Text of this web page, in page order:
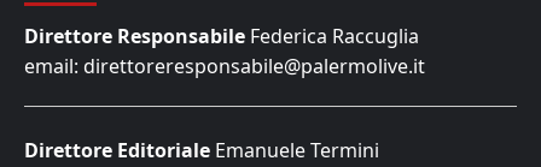
Direttore Responsabile Federica Raccuglia
email: direttoreresponsabile@palermolive.it
Direttore Editoriale Emanuele Termini